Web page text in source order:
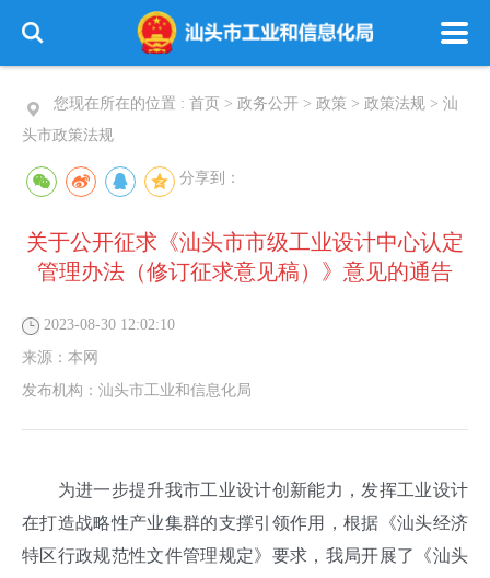
您现在所在的位置 : 首页 > 政务公开 > 政策 > 政策法规 > 汕
头市政策法规
分享到：
关于公开征求《汕头市市级工业设计中心认定
管理办法（修订征求意见稿）》意见的通告
2023-08-30 12:02:10
来源： 本网
发布机构： 汕头市工业和信息化局
为进一步提升我市工业设计创新能力，发挥工业设计
在打造战略性产业集群的支撑引领作用，根据《汕头经济
特区行政规范性文件管理规定》要求，我局开展了《汕头